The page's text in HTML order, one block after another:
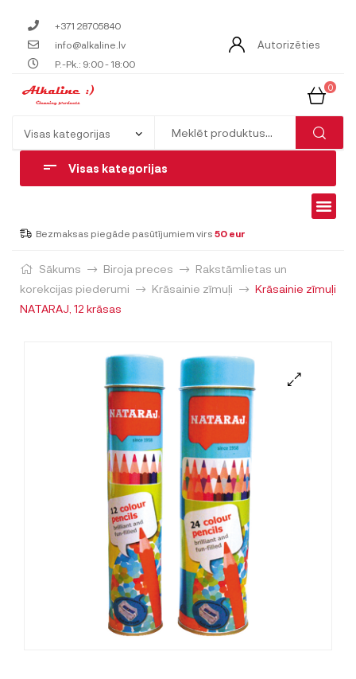
+371 28705840
info@alkaline.lv
P.-Pk.: 9:00 - 18:00
Autorizēties
0
Visas kategorijas
Bezmaksas piegāde pasūtījumiem virs 50 eur
Sākums Biroja preces
Rakstāmlietas un
korekcijas piederumi
Krāsainie zīmuļi
Krāsainie zīmuļi
NATARAJ, 12 krāsas